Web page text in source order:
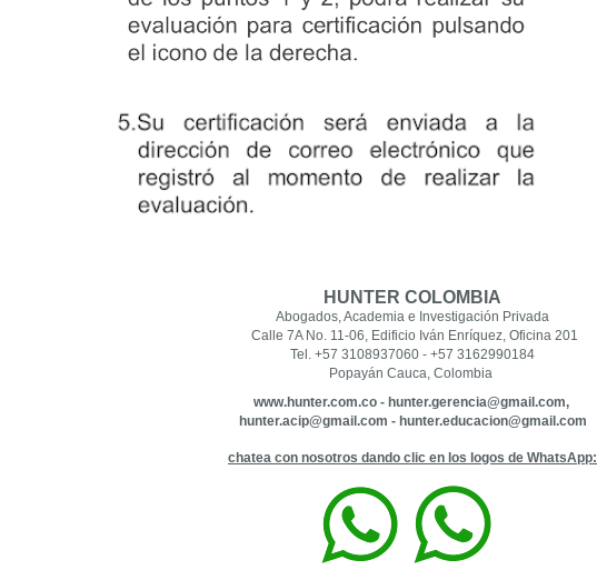
HUNTER COLOMBIA
Abogados, Academia e Investigación Privada
Calle 7A No. 11-06, Edificio Iván Enríquez, Oficina 201
Tel. +57 3108937060 - +57 3162990184
Popayán Cauca, Colombia
www.hunter.com.co - hunter.gerencia@gmail.com,
hunter.acip@gmail.com - hunter.educacion@gmail.com
chatea con nosotros dando clic en los logos de WhatsApp: